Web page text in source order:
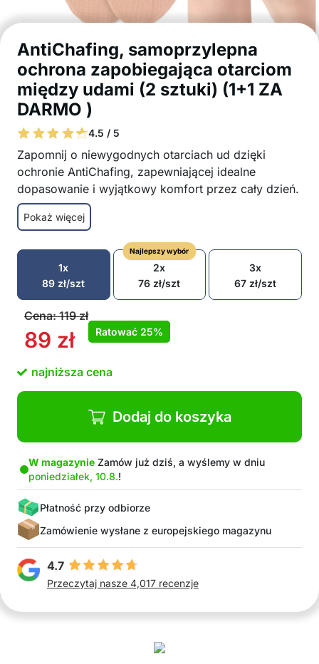
AntiChafing, samoprzylepna
ochrona zapobiegająca otarciom
między udami (2 sztuki) (1+1 ZA
DARMO )
4.5 / 5
Zapomnij o niewygodnych otarciach ud dzięki
ochronie AntiChafing, zapewniającej idealne
dopasowanie i wyjątkowy komfort przez cały dzień.
Wielokrotnego użytku
Łatwe dopasowanie dzięki przyjaznemu dla
skóry samoprzylepnemu designowi
Wykonane w 95% z bawełny i w 5% ze
spandexu dla naturalnej miękkości i
elastyczności
Niewidoczne pod ubraniem dzięki miękkiemu
kolorowi skóry
Zaprojektowane dla łatwego noszenia i
Łatwe w utrzymaniu, myć pod letnią bieżącą
wodą
Komfortowe dla skóry, nie powodują
podrażnień ani dyskomfortu
W opakowaniu: 2x ochrona przed otarciami ud
+ 2x ochrona przed otarciami ud ZA DARMO
Pokaż więcej
1x
89 zł/szt
Najlepszy wybór
2x
76 zł/szt
3x
67 zł/szt
Cena:119zł
89 zł Ratować 25%
najniższa cena
Dodaj do koszyka
W magazynie Zamów już dziś, a wyślemy w dniu
poniedziałek, 10.8.!
Płatność przy odbiorze
Zamówienie wysłane z europejskiego magazynu
4.7
Przeczytaj nasze 4,017 recenzje